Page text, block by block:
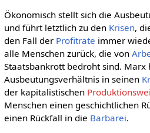
Ökonomisch stellt sich die
und führt letztlich zu den Krisen,
den Fall der Profitrate immer
alle Menschen zurück, die von
Staatsbankrott bedroht sind. Marx
Ausbeutungsverhältnis in seinen
der kapitalistischen
Menschen einen geschichtlichen
einen Rückfall in die Barbarei.